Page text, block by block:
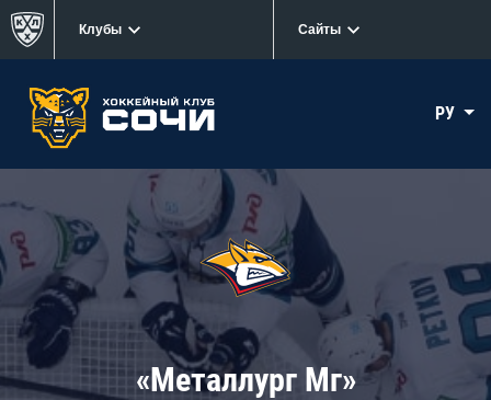
Клубы Сайты
РУ
«Металлург Мг»